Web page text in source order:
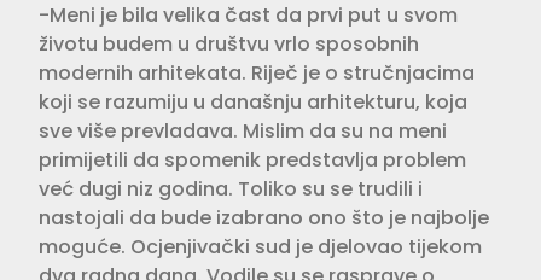
-Meni je bila velika čast da prvi put u svom
životu budem u društvu vrlo sposobnih
modernih arhitekata. Riječ je o stručnjacima
koji se razumiju u današnju arhitekturu, koja
sve više prevladava. Mislim da su na meni
primijetili da spomenik predstavlja problem
već dugi niz godina. Toliko su se trudili i
nastojali da bude izabrano ono što je najbolje
moguće. Ocjenjivački sud je djelovao tijekom